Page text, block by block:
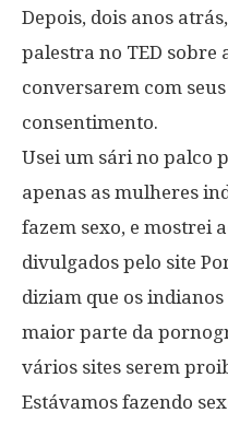
Depois, dois anos
palestra no TED sobre
conversarem com
consentimento.
Usei um sári no palco
apenas as mulheres
fazem sexo, e mostrei
divulgados pelo site
diziam que os
maior parte da
vários sites serem
Estávamos fazendo